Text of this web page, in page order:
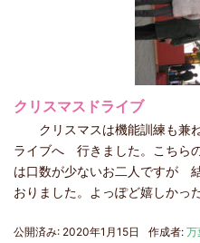
クリスマスドライブ
クリスマスは機能訓練も兼
ライブへ 行きました。こちら
は口数が少ないお二人ですが
おりました。よっぽど嬉しかっ
公開済み: 2020年1月15日 作成者: 万